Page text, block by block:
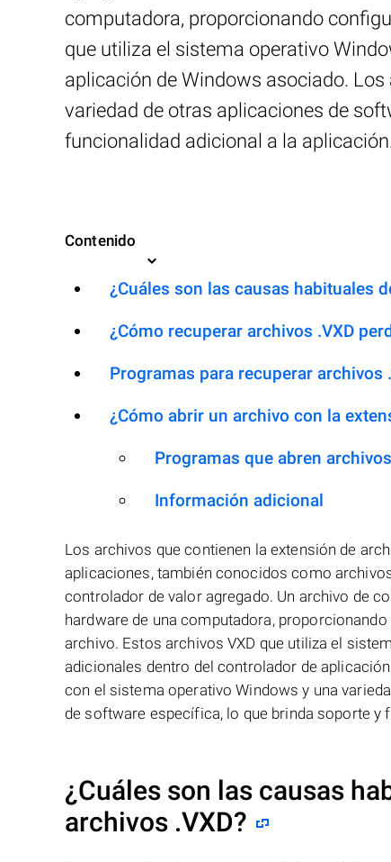
computadora, proporcionando
que utiliza el sistema operativo
aplicación de Windows asociado.
variedad de otras aplicaciones de
funcionalidad adicional a la
Contenido
¿Cuáles son las causas habituales
¿Cómo recuperar archivos .VXD
Programas para recuperar archivos
¿Cómo abrir un archivo con la
Programas que abren
Información adicional
Los archivos que contienen la extensión de
aplicaciones, también conocidos como
controlador de valor agregado. Un archivo de
hardware de una computadora,
archivo. Estos archivos VXD que utiliza el
adicionales dentro del controlador de
con el sistema operativo Windows y una
de software específica, lo que brinda soporte y
¿Cuáles son las causas
archivos .VXD?